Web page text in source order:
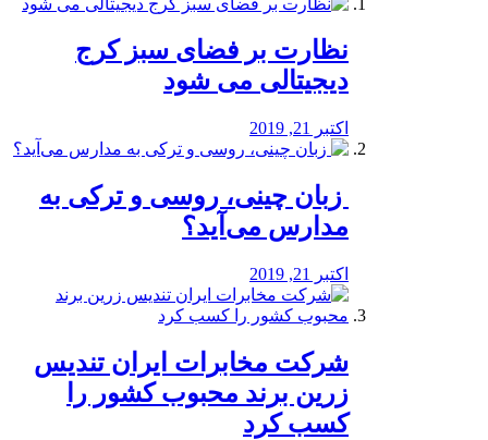
نظارت بر فضای سبز کرج
دیجیتالی می شود
اکتبر 21, 2019
️ زبان چینی، روسی و ترکی به
مدارس می‌آید؟
اکتبر 21, 2019
شرکت مخابرات ایران تندیس
زرین برند محبوب کشور را
کسب کرد